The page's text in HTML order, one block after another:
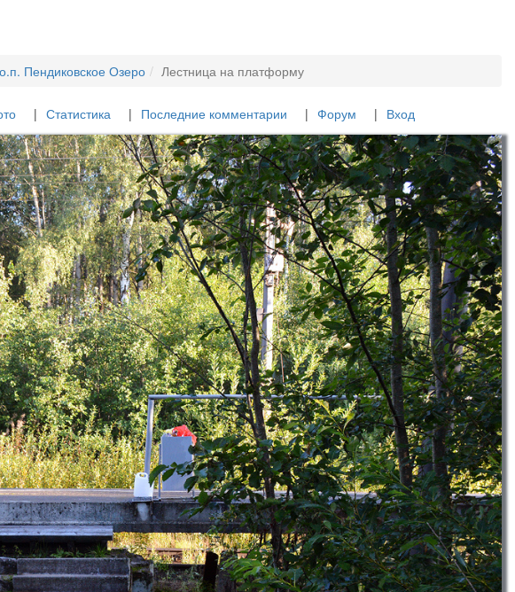
о.п. Пендиковское Озеро Лестница на платформу
Статистика Последние комментарии Форум Вход